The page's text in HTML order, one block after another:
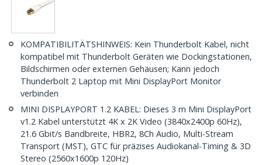
KOMPATIBILITÄTSHINWEIS: Kein Thunderbolt Kabel, nicht
kompatibel mit Thunderbolt Geräten wie Dockingstationen,
Bildschirmen oder externen Gehäusen; Kann jedoch
Thunderbolt 2 Laptop mit Mini DisplayPort Monitor
verbinden
MINI DISPLAYPORT 1.2 KABEL: Dieses 3 m Mini DisplayPort
v1.2 Kabel unterstützt 4K x 2K Video (3840x2400p 60Hz),
21.6 Gbit/s Bandbreite, HBR2, 8Ch Audio, Multi-Stream
Transport (MST), GTC für präzises Audiokanal-Timing & 3D
Stereo (2560x1600p 120Hz)